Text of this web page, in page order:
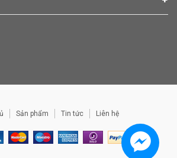
Sản phẩm Tin tức Liên hệ